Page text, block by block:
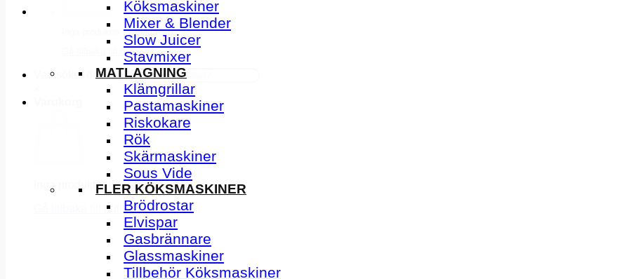
Inga produkter i varukorgen.
Gå tillbaka till butiken
Vad söker du idag?
Inga produkter i varukorgen.
Gå tillbaka till butiken
Köksmaskiner
Mixer & Blender
Slow Juicer
Stavmixer
MATLAGNING
Klämgrillar
Pastamaskiner
Riskokare
Rök
Skärmaskiner
Sous Vide
FLER KÖKSMASKINER
Brödrostar
Elvispar
Gasbrännare
Glassmaskiner
Tillbehör Köksmaskiner